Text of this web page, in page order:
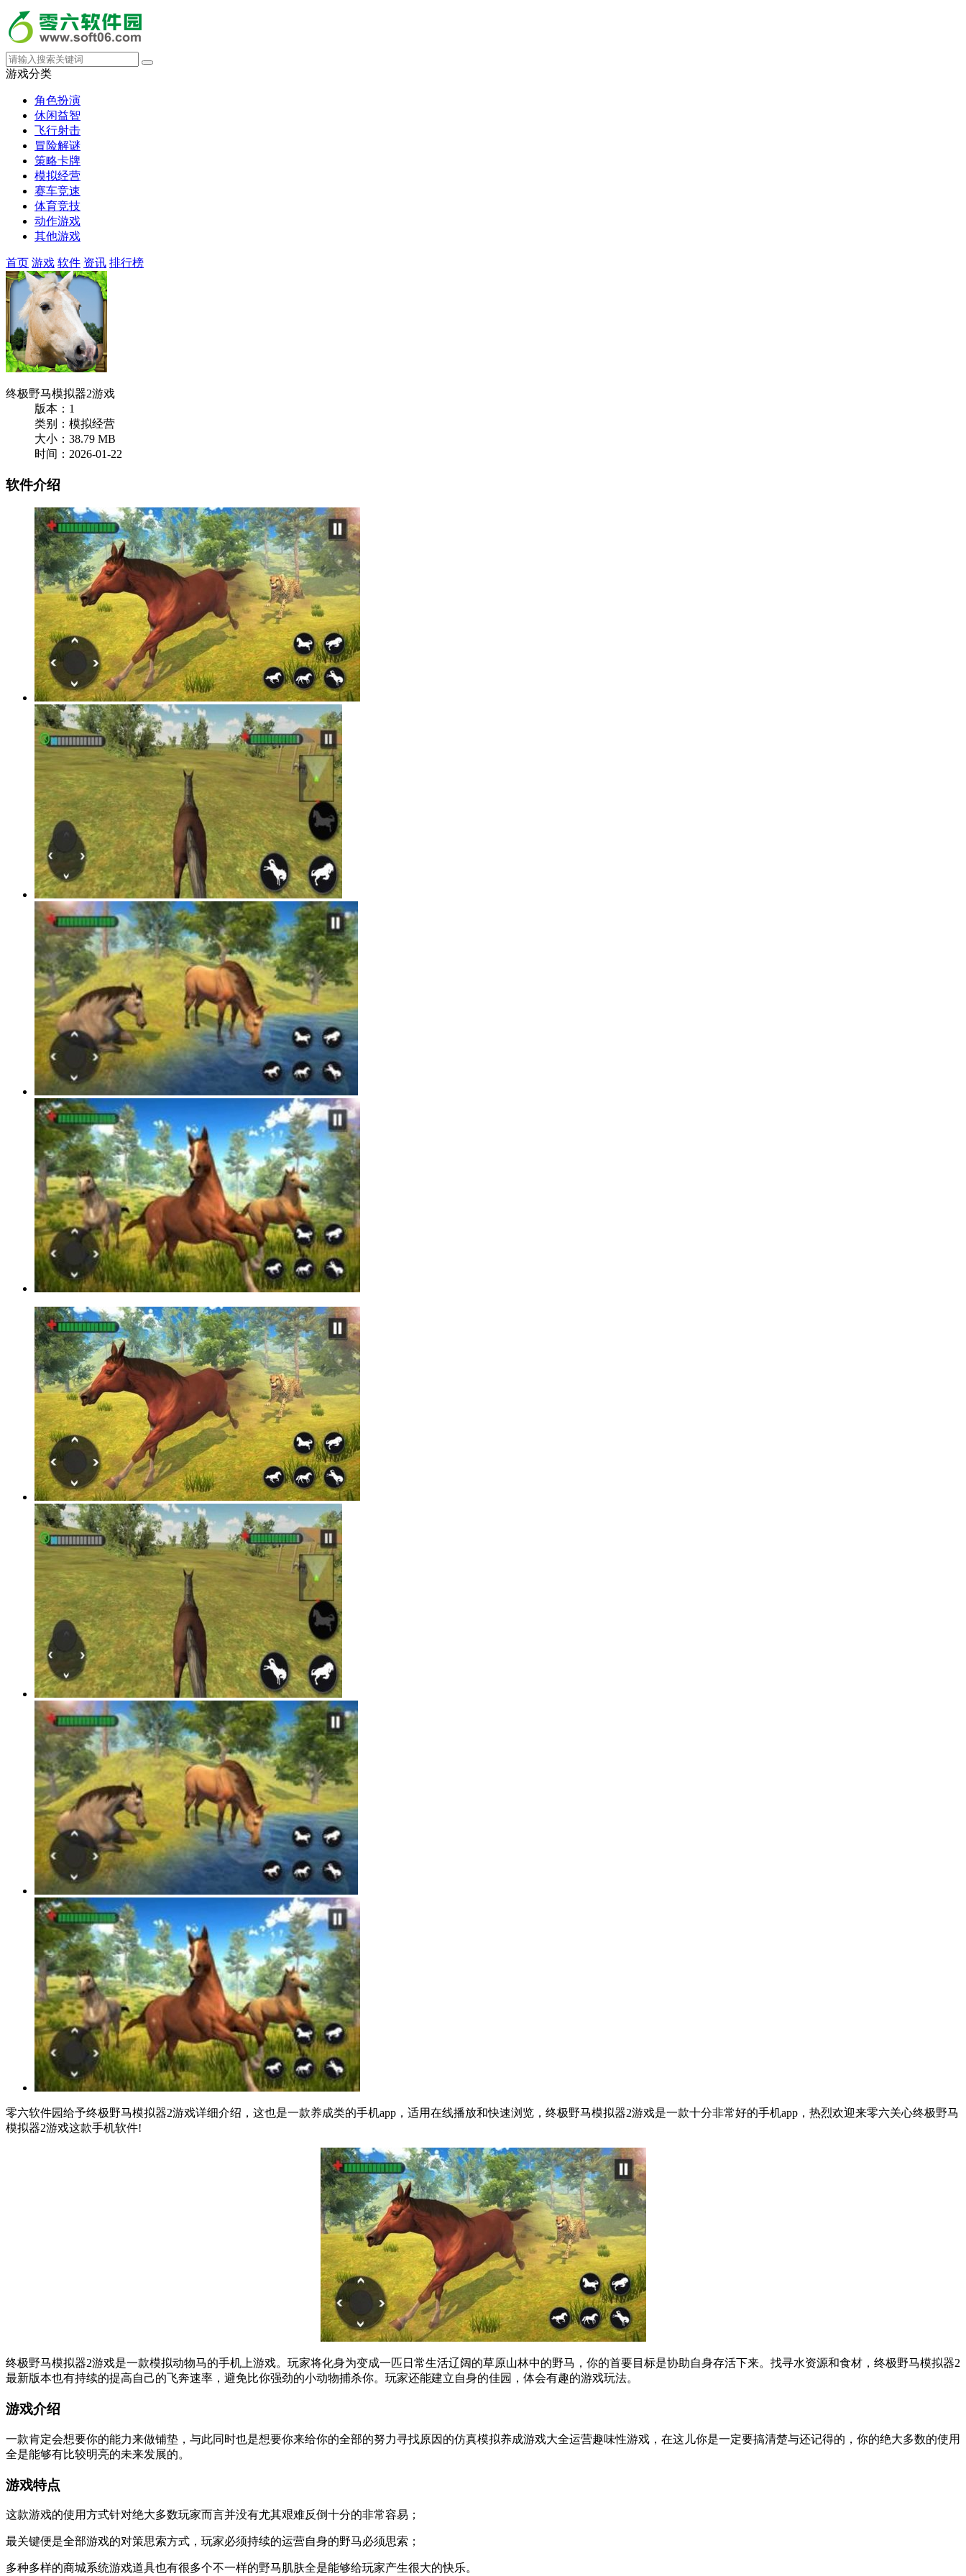
游戏分类
角色扮演
休闲益智
飞行射击
冒险解谜
策略卡牌
模拟经营
赛车竞速
体育竞技
动作游戏
其他游戏
首页 游戏 软件 资讯 排行榜
终极野马模拟器2游戏
版本：1
类别：模拟经营
大小：38.79 MB
时间：2026-01-22
软件介绍
零六软件园给予终极野马模拟器2游戏详细介绍，这也是一款养成类的手机app，适用在线播放和快速浏览，终极野马模拟器2游戏是一款十分非常好的手机app，热烈欢迎来零六关心终极野马
模拟器2游戏这款手机软件!
终极野马模拟器2游戏是一款模拟动物马的手机上游戏。玩家将化身为变成一匹日常生活辽阔的草原山林中的野马，你的首要目标是协助自身存活下来。找寻水资源和食材，终极野马模拟器2
最新版本也有持续的提高自己的飞奔速率，避免比你强劲的小动物捕杀你。玩家还能建立自身的佳园，体会有趣的游戏玩法。
游戏介绍
一款肯定会想要你的能力来做铺垫，与此同时也是想要你来给你的全部的努力寻找原因的仿真模拟养成游戏大全运营趣味性游戏，在这儿你是一定要搞清楚与还记得的，你的绝大多数的使用
全是能够有比较明亮的未来发展的。
游戏特点
这款游戏的使用方式针对绝大多数玩家而言并没有尤其艰难反倒十分的非常容易；
最关键便是全部游戏的对策思索方式，玩家必须持续的运营自身的野马必须思索；
多种多样的商城系统游戏道具也有很多个不一样的野马肌肤全是能够给玩家产生很大的快乐。